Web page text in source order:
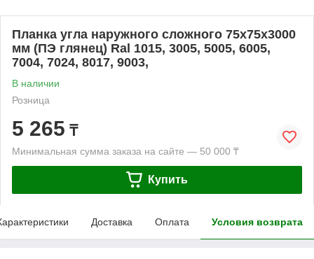
Планка угла наружного сложного 75x75x3000
мм (ПЭ глянец) Ral 1015, 3005, 5005, 6005,
7004, 7024, 8017, 9003,
В наличии
Розница
5 265 ₸
Минимальная сумма заказа на сайте — 50 000 ₸
Купить
Доставка Оплата Условия возврата